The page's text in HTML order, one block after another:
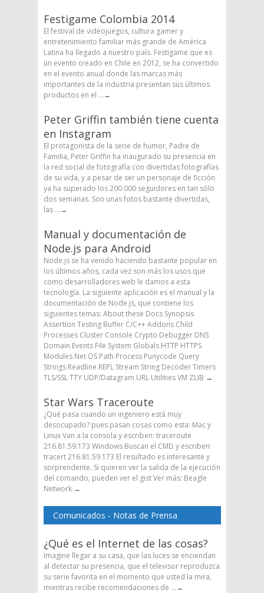
Festigame Colombia 2014
El festival de videojuegos, cultura gamer y
entretenimiento familiar más grande de América
Latina ha llegado a nuestro país. Festigame que es
un evento creado en Chile en 2012, se ha convertido
en el evento anual donde las marcas más
importantes de la industria presentan sus últimos
productos en el ...→
Peter Griffin también tiene cuenta
en Instagram
El protagonista de la serie de humor, Padre de
Familia, Peter Griffin ha inaugurado su presencia en
la red social de fotografía con divertidas fotografías
de su vida, y a pesar de ser un personaje de ficción
ya ha superado los 200.000 seguidores en tan sólo
dos semanas. Son unas fotos bastante divertidas,
las ...→
Manual y documentación de
Node.js para Android
Node.js se ha venido haciendo bastante popular en
los últimos años, cada vez son más los usos que
como desarrolladores web le damos a esta
tecnología. La siguiente aplicación es el manual y la
documentación de Node.js, que contiene los
siguientes temas: About these Docs Synopsis
Assertion Testing Buffer C/C++ Addons Child
Processes Cluster Console Crypto Debugger DNS
Domain Events File System Globals HTTP HTTPS
Modules Net OS Path Process Punycode Query
Strings Readline REPL Stream String Decoder Timers
TLS/SSL TTY UDP/Datagram URL Utilities VM ZLIB →
Star Wars Traceroute
¿Qué pasa cuando un ingeniero está muy
desocupado? pues pasan cosas como esta: Mac y
Linux Van a la consola y escriben: traceroute
216.81.59.173 Windows Buscan el CMD y escriben:
tracert 216.81.59.173 El resultado es interesante y
sorprendente. Si quieren ver la salida de la ejecución
del comando, pueden ver el gist Ver más: Beagle
Network →
Comunicados - Notas de Prensa
¿Qué es el Internet de las cosas?
Imagine llegar a su casa, que las luces se enciendan
al detectar su presencia, que el televisor reproduzca
su serie favorita en el momento que usted la mira,
mientras recibe recomendaciones de ...→